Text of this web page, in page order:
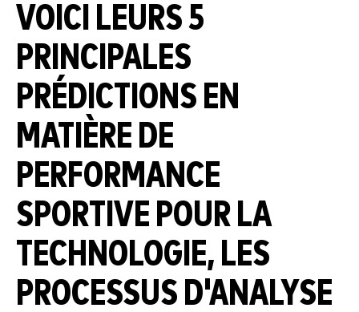
VOICI LEURS 5
PRINCIPALES
PRÉDICTIONS EN
MATIÈRE DE
PERFORMANCE
SPORTIVE POUR LA
TECHNOLOGIE, LES
PROCESSUS D'ANALYSE